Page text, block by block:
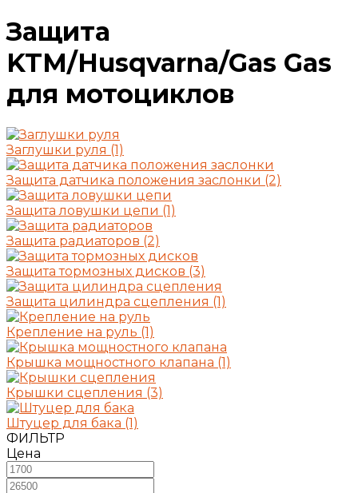
Защита
KTM/Husqvarna/Gas Gas
для мотоциклов
Заглушки руля (1)
Защита датчика положения заслонки (2)
Защита ловушки цепи (1)
Защита радиаторов (2)
Защита тормозных дисков (3)
Защита цилиндра сцепления (1)
Крепление на руль (1)
Крышка мощностного клапана (1)
Крышки сцепления (3)
Штуцер для бака (1)
ФИЛЬТР
Цена